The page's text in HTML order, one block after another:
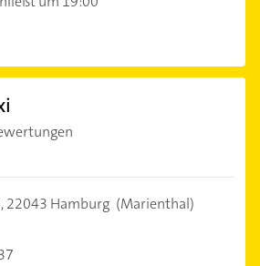
22043 Hamburg (Marienthal)